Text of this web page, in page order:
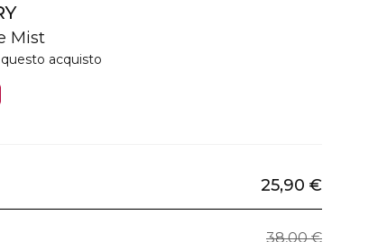
Mist
acquisto
25,90 €
38,00 €